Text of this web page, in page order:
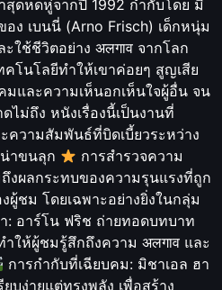
ดหดหู่จากปี 1992 กำกับโดย มิ
ของ เบนนี่ (Arno Frisch) เด็กหนุ่ม
ใช้ชีวิตอย่าง अलगाव จากโลก
โนโลยีทำให้เขาค่อยๆ สูญเสีย
มและความเห็นอกเห็นใจผู้อื่น จน
ไม่ถึง หนังเรื่องนี้เป็นงานที่
ความสัมพันธ์ที่บิดเบี้ยวระหว่าง
าขนลุก
การสำรวจความ
งผลกระทบของความรุนแรงที่ถูก
ผู้ชม โดยเฉพาะอย่างยิ่งในกลุ่ม
: อาร์โน ฟริช ถ่ายทอดบทบาท
ให้ผู้ชมรู้สึกถึงความ अलगाव และ
การกำกับที่เฉียบคม: มิชาเอล ฮา
บง่ายแต่ทรงพลัง เพื่อสร้าง